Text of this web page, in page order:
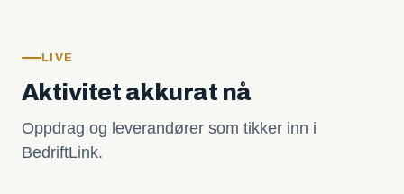
LIVE
Aktivitet akkurat nå
Oppdrag og leverandører som tikker inn i
BedriftLink.